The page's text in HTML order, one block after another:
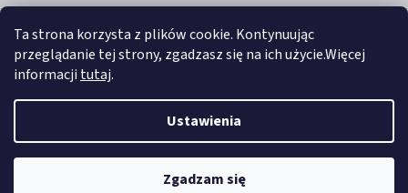
Ta strona korzysta z plików cookie. Kontynuując
przeglądanie tej strony, zgadzasz się na ich użycie.Więcej
informacji tutaj.
Ustawienia
Zgadzam się
Kontakt
Copyright 20263Market. Wszystkie prawa zastrzeżone.Edytuj
ustawienia plików cookie